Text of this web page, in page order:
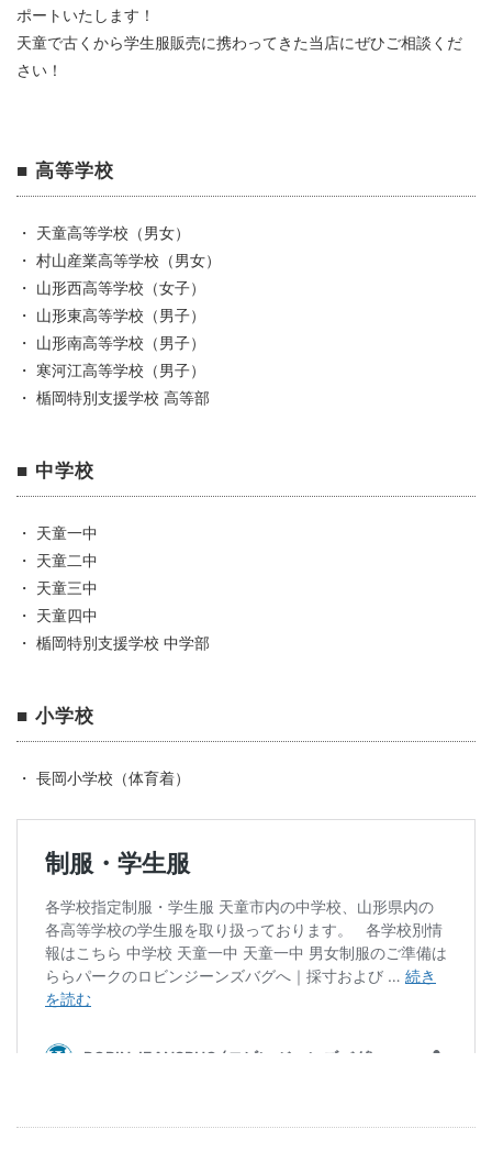
ポートいたします！
天童で古くから学生服販売に携わってきた当店にぜひご相談くだ
さい！
■ 高等学校
・ 天童高等学校（男女）
・ 村山産業高等学校（男女）
・ 山形西高等学校（女子）
・ 山形東高等学校（男子）
・ 山形南高等学校（男子）
・ 寒河江高等学校（男子）
・ 楯岡特別支援学校 高等部
■ 中学校
・ 天童一中
・ 天童二中
・ 天童三中
・ 天童四中
・ 楯岡特別支援学校 中学部
■ 小学校
・ 長岡小学校（体育着）